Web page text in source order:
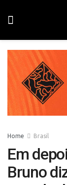
Home Brasil
Em
Bruno